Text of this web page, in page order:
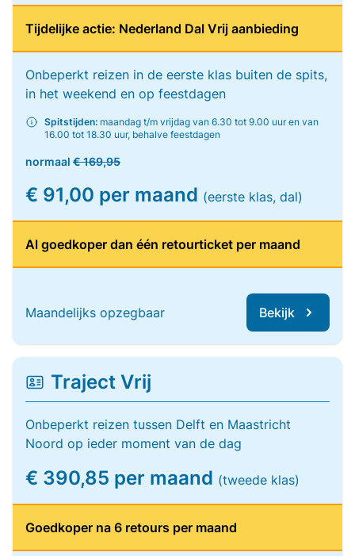
Tijdelijke actie: Nederland Dal Vrij aanbieding
Onbeperkt reizen in de eerste klas buiten de spits,
in het weekend en op feestdagen
Spitstijden: maandag t/m vrijdag van 6.30 tot 9.00 uur en van
16.00 tot 18.30 uur, behalve feestdagen
normaal € 169,95
€ 91,00 per maand (eerste klas, dal)
Al goedkoper dan één retourticket per maand
Maandelijks opzegbaar Bekijk
Traject Vrij
Onbeperkt reizen tussen Delft en Maastricht
Noord op ieder moment van de dag
€ 390,85 per maand (tweede klas)
Goedkoper na 6 retours per maand